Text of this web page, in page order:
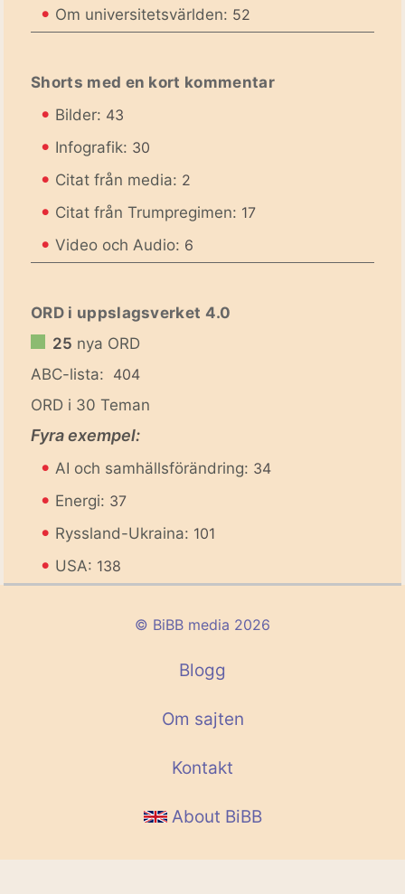
• Om universitetsvärlden: 52
Shorts med en kort kommentar
• Bilder: 43
• Infografik: 30
• Citat från media: 2
• Citat från Trumpregimen: 17
• Video och Audio: 6
ORD i uppslagsverket 4.0
25 nya ORD
ABC-lista: 404
ORD i 30 Teman
Fyra exempel:
• AI och samhällsförändring: 34
• Energi: 37
• Ryssland-Ukraina: 101
• USA: 138
© BiBB media 2026
Blogg
Om sajten
Kontakt
About BiBB